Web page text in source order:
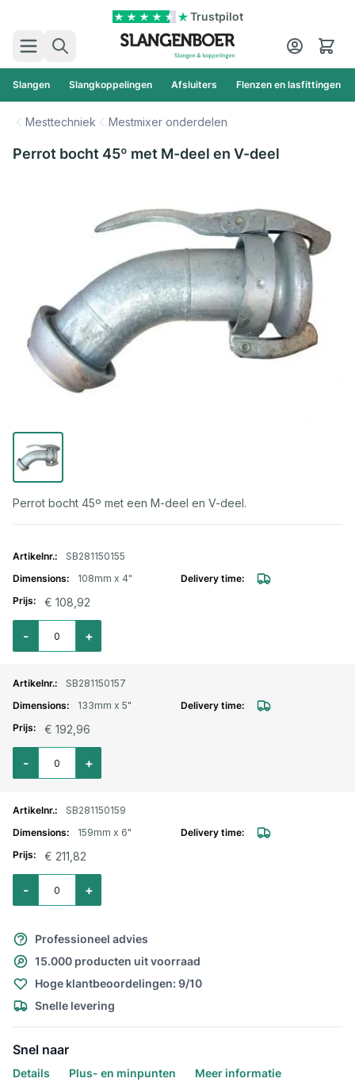
Trustpilot
Zoek
Cart
Slangen Slangkoppelingen Afsluiters Flenzen en lasfittingen
Mesttechniek Mestmixer onderdelen
Perrot bocht 45º met M-deel en V-deel
Perrot bocht 45º met een M-deel en V-deel.
SB281150155
108mm x 4"
€ 108,92
Aantal voor Perrot bocht 45º met M-deel en V-deel 108mm X 4"
+
-
SB281150157
133mm x 5"
€ 192,96
Aantal voor Perrot bocht 45º met M-deel en V-deel 133mm X 5"
+
-
SB281150159
159mm x 6"
€ 211,82
Aantal voor Perrot bocht 45º met M-deel en V-deel 159mm X 6"
+
-
Professioneel advies
15.000 producten uit voorraad
Hoge klantbeoordelingen: 9/10
Snelle levering
Snel naar
Details Plus- en minpunten Meer informatie